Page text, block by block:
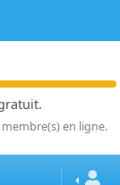
en ligne.